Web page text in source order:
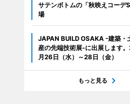
サテンボトムの「秋映えコーデ
場
JAPAN BUILD OSAKA -建築・
産の先端技術展-に出展します
月26日（水）～28日（金）
もっと見る